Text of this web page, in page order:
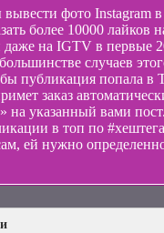
вывести фото Instagram
более 10000 лайков
даже на IGTV в первые
случаев
бы публикация попала в
заказ
на указанный вами
в топ по
ей нужно